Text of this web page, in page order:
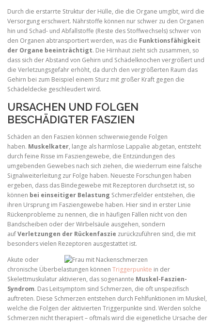
Durch die erstarrte Struktur der Hülle, die die Organe umgibt, wird die
Versorgung erschwert. Nährstoffe können nur schwer zu den Organen
hin und Schad- und Abfallstoffe (Reste des Stoffwechsels) schwer von
den Organen abtransportiert werden, was die Funktionsfähigkeit
der Organe beeinträchtigt. Die Hirnhaut zieht sich zusammen, so
dass sich der Abstand von Gehirn und Schädelknochen vergrößert und
die Verletzungsgefahr erhöht, da durch den vergrößerten Raum das
Gehirn bei zum Beispiel einem Sturz mit großer Kraft gegen die
Schädeldecke geschleudert wird.
URSACHEN UND FOLGEN
BESCHÄDIGTER FASZIEN
Schäden an den Faszien können schwerwiegende Folgen
haben. Muskelkater, lange als harmlose Lappalie abgetan, entsteht
durch feine Risse im Fasziengewebe, die Entzündungen des
umgebenden Gewebes nach sich ziehen, die wiederrum eine falsche
Signalweiterleitung zur Folge haben. Neueste Forschungen haben
ergeben, dass das Bindegewebe mit Rezeptoren durchsetzt ist, so
können bei einseitiger Belastung Schmerzfelder entstehen, die
ihren Ursprung im Fasziengewebe haben. Hier sind in erster Linie
Rückenprobleme zu nennen, die in häufigen Fällen nicht von den
Bandscheiben oder der Wirbelsäule ausgehen, sondern
aufVerletzungen der Rückenfaszie zurückzuführen sind, die mit
besonders vielen Rezeptoren ausgestattet ist.
Akute oder
chronische Überbelastungen können Triggerpunkte in der
Skelettmuskulatur aktivieren, das sogenannte Muskel-Faszien-
Syndrom. Das Leitsymptom sind Schmerzen, die oft unspezifisch
auftreten. Diese Schmerzen entstehen durch Fehlfunktionen im Muskel,
welche die Folgen der aktivierten Triggerpunkte sind. Werden solche
Schmerzen nicht therapiert – oftmals wird die eigenetliche Ursache der